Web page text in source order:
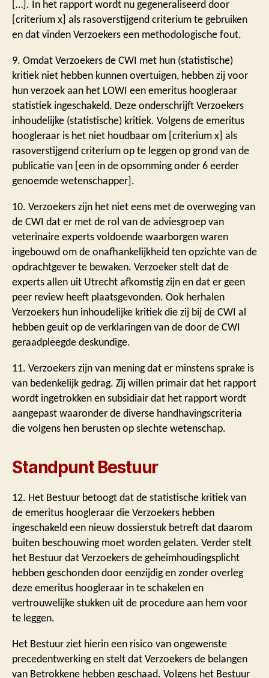
[…]. In het rapport wordt nu gegeneraliseerd door
[criterium x] als rasoverstijgend criterium te gebruiken
en dat vinden Verzoekers een methodologische fout.
9. Omdat Verzoekers de CWI met hun (statistische)
kritiek niet hebben kunnen overtuigen, hebben zij voor
hun verzoek aan het LOWI een emeritus hoogleraar
statistiek ingeschakeld. Deze onderschrijft Verzoekers
inhoudelijke (statistische) kritiek. Volgens de emeritus
hoogleraar is het niet houdbaar om [criterium x] als
rasoverstijgend criterium op te leggen op grond van de
publicatie van [een in de opsomming onder 6 eerder
genoemde wetenschapper].
10. Verzoekers zijn het niet eens met de overweging van
de CWI dat er met de rol van de adviesgroep van
veterinaire experts voldoende waarborgen waren
ingebouwd om de onafhankelijkheid ten opzichte van de
opdrachtgever te bewaken. Verzoeker stelt dat de
experts allen uit Utrecht afkomstig zijn en dat er geen
peer review heeft plaatsgevonden. Ook herhalen
Verzoekers hun inhoudelijke kritiek die zij bij de CWI al
hebben geuit op de verklaringen van de door de CWI
geraadpleegde deskundige.
11. Verzoekers zijn van mening dat er minstens sprake is
van bedenkelijk gedrag. Zij willen primair dat het rapport
wordt ingetrokken en subsidiair dat het rapport wordt
aangepast waaronder de diverse handhavingscriteria
die volgens hen berusten op slechte wetenschap.
Standpunt Bestuur
12. Het Bestuur betoogt dat de statistische kritiek van
de emeritus hoogleraar die Verzoekers hebben
ingeschakeld een nieuw dossierstuk betreft dat daarom
buiten beschouwing moet worden gelaten. Verder stelt
het Bestuur dat Verzoekers de geheimhoudingsplicht
hebben geschonden door eenzijdig en zonder overleg
deze emeritus hoogleraar in te schakelen en
vertrouwelijke stukken uit de procedure aan hem voor
te leggen.
Het Bestuur ziet hierin een risico van ongewenste
precedentwerking en stelt dat Verzoekers de belangen
van Betrokkene hebben geschaad. Volgens het Bestuur